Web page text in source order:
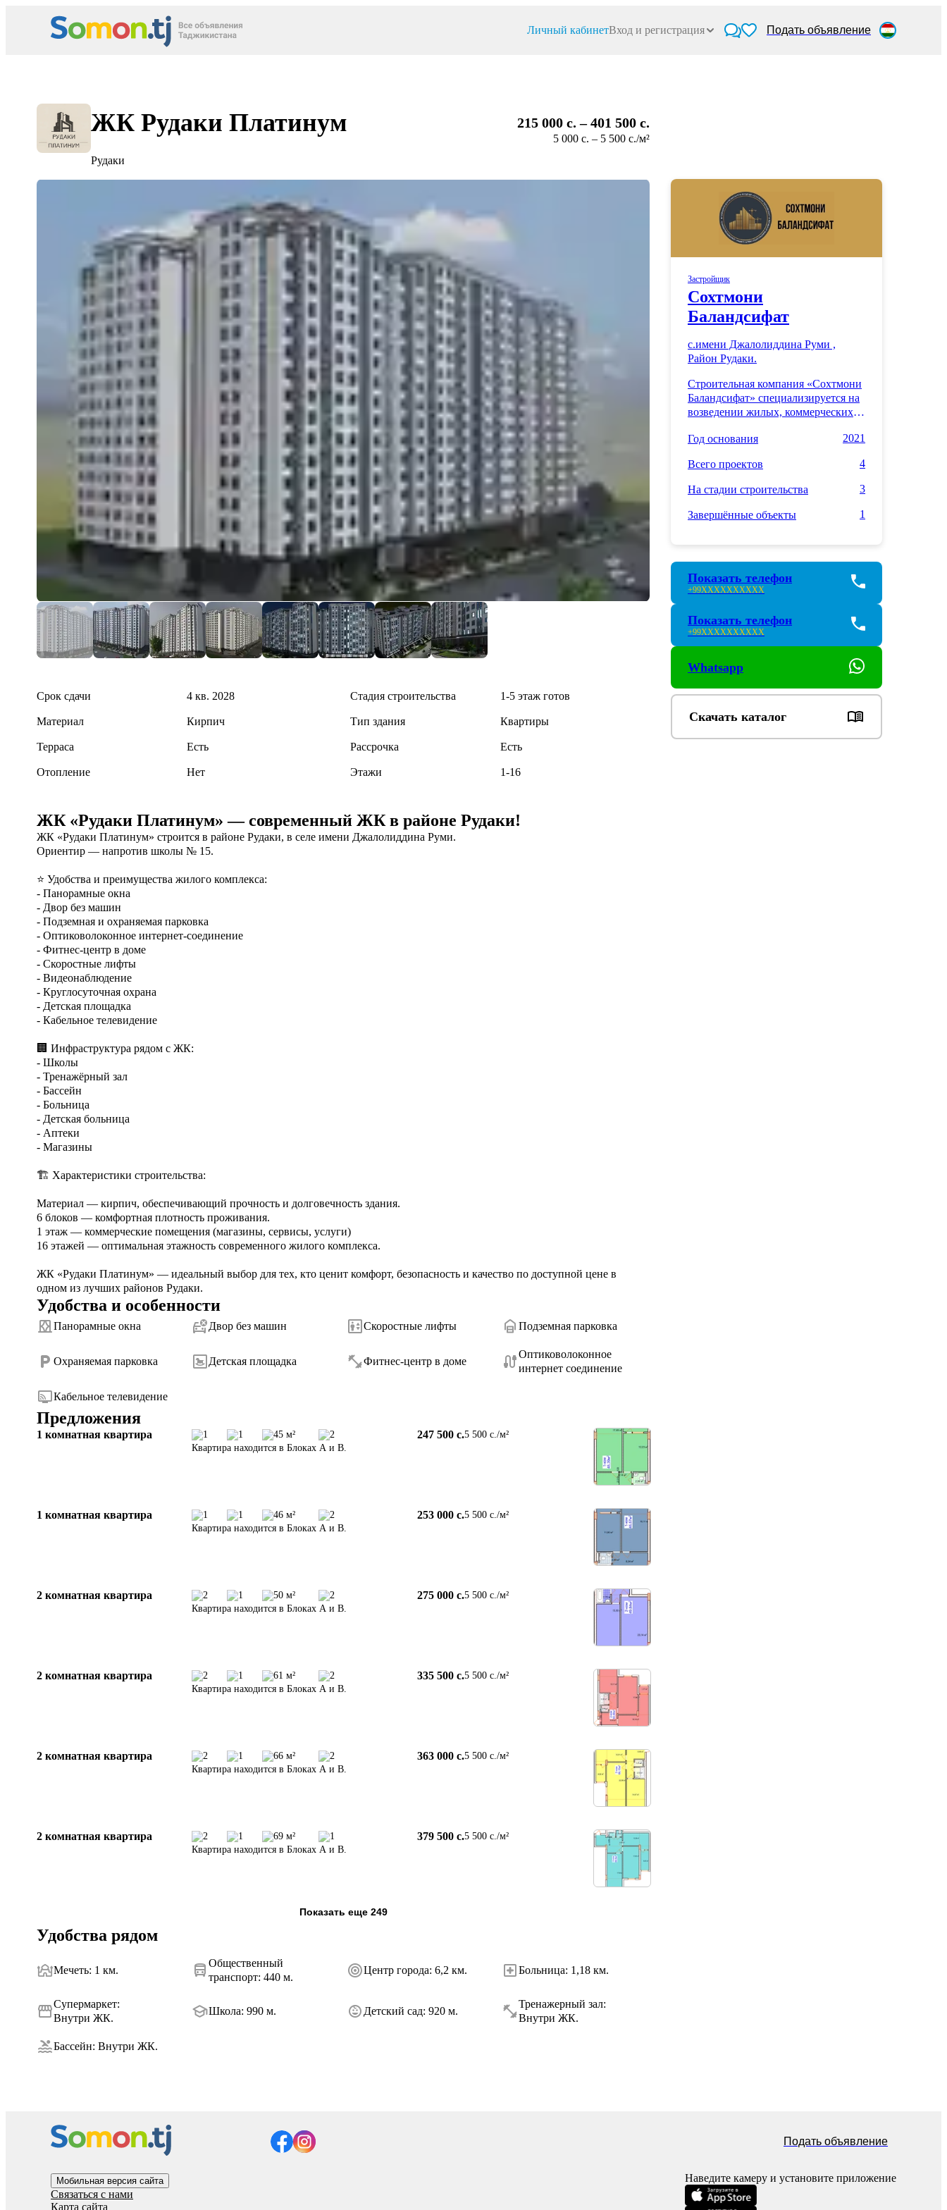
Личный кабинетВход и регистрация Подать объявление
ЖК Рудаки Платинум
Рудаки
215 000 c. – 401 500 c.
5 000 c. – 5 500 c./м²
Срок сдачи 4 кв. 2028 Стадия строительства 1-5 этаж готов
Материал Кирпич Тип здания Квартиры
Терраса Есть Рассрочка Есть
Отопление Нет Этажи 1-16
ЖК «Рудаки Платинум» — современный ЖК в районе Рудаки!
ЖК «Рудаки Платинум» строится в районе Рудаки, в селе имени Джалолиддина Руми.
Ориентир — напротив школы № 15.
⭐ Удобства и преимущества жилого комплекса:
- Панорамные окна
- Двор без машин
- Подземная и охраняемая парковка
- Оптиковолоконное интернет-соединение
- Фитнес-центр в доме
- Скоростные лифты
- Видеонаблюдение
- Круглосуточная охрана
- Детская площадка
- Кабельное телевидение
🏢 Инфраструктура рядом с ЖК:
- Школы
- Тренажёрный зал
- Бассейн
- Больница
- Детская больница
- Аптеки
- Магазины
🏗 Характеристики строительства:
Материал — кирпич, обеспечивающий прочность и долговечность здания.
6 блоков — комфортная плотность проживания.
1 этаж — коммерческие помещения (магазины, сервисы, услуги)
16 этажей — оптимальная этажность современного жилого комплекса.
ЖК «Рудаки Платинум» — идеальный выбор для тех, кто ценит комфорт, безопасность и качество по доступной цене в
одном из лучших районов Рудаки.
Удобства и особенности
Панорамные окна Двор без машин Скоростные лифты Подземная парковка
Охраняемая парковка Детская площадка Фитнес-центр в доме
Оптиковолоконное
интернет соединение
Кабельное телевидение
Предложения
1 комнатная квартира 1 1 45 м² 2 247 500 c.5 500 c./м²
Квартира находится в Блоках А и В.
1 комнатная квартира 1 1 46 м² 2 253 000 c.5 500 c./м²
Квартира находится в Блоках А и В.
2 комнатная квартира 2 1 50 м² 2 275 000 c.5 500 c./м²
Квартира находится в Блоках А и В.
2 комнатная квартира 2 1 61 м² 2 335 500 c.5 500 c./м²
Квартира находится в Блоках А и В.
2 комнатная квартира 2 1 66 м² 2 363 000 c.5 500 c./м²
Квартира находится в Блоках А и В.
2 комнатная квартира 2 1 69 м² 1 379 500 c.5 500 c./м²
Квартира находится в Блоках А и В.
Показать еще 249
Удобства рядом
Мечеть: 1 км.
Общественный
транспорт: 440 м.
Центр города: 6,2 км. Больница: 1,18 км.
Супермаркет:
Внутри ЖК.
Школа: 990 м. Детский сад: 920 м.
Тренажерный зал:
Внутри ЖК.
Бассейн: Внутри ЖК.
Застройщик
Сохтмони
Баландсифат
с.имени Джалолиддина Руми ,
Район Рудаки.
Строительная компания «Сохтмони
Баландсифат» специализируется на
возведении жилых, коммерческих и
соблюдением высоких стандартов
современные технологии и
прочность и долговечность каждого
проекта. Команда опытных
специалистов сопровождает
доверие клиентов и гарантирует
своевременное выполнение работ.
Год основания 2021
Всего проектов 4
На стадии строительства 3
Завершённые объекты 1
Показать телефон
+99XXXXXXXXXX
Показать телефон
+99XXXXXXXXXX
Whatsapp
Скачать каталог
Подать объявление
Мобильная версия сайта
Связаться с нами
Карта сайта
Наведите камеру и установите приложение